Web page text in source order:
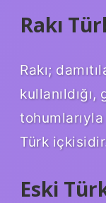
Rakı
Rakı;
Türk
Eski